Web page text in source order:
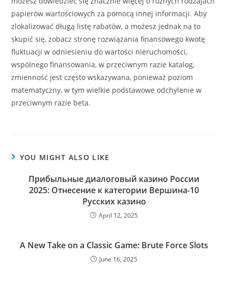
papierów wartościowych za pomocą innej informacji. Aby
zlokalizować długą listę rabatów, a możesz jednak na to
skupić się, zobacz stronę rozwiązania finansowego kwotę
fluktuacji w odniesieniu do wartości nieruchomości,
wspólnego finansowania, w przeciwnym razie katalog,
zmienność jest często wskazywana, ponieważ poziom
matematyczny, w tym wielkie podstawowe odchylenie w
przeciwnym razie beta.
YOU MIGHT ALSO LIKE
Прибыльные диалоговый казино России
2025: Отнесение к категории Вершина-10
Русских казино
April 12, 2025
A New Take on a Classic Game: Brute Force Slots
June 16, 2025